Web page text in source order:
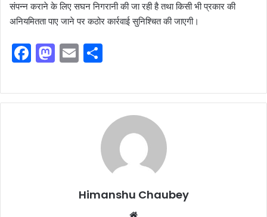
संपन्न कराने के लिए सघन निगरानी की जा रही है तथा किसी भी प्रकार की
अनियमितता पाए जाने पर कठोर कार्रवाई सुनिश्चित की जाएगी।
F
c
e
M
st
o
E
ai
l
ar
e
Himanshu Chaubey